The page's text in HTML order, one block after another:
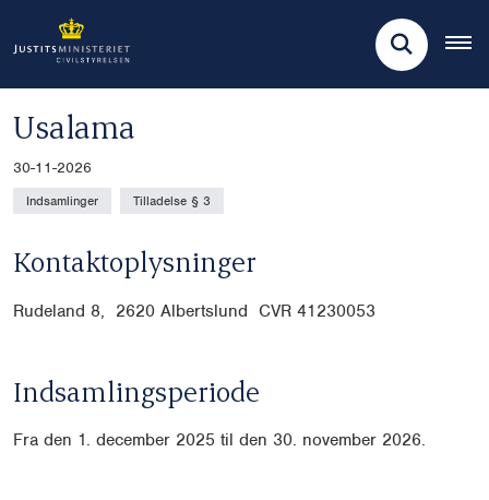
Usalama
30-11-2026
Indsamlinger Tilladelse § 3
Kontaktoplysninger
Rudeland 8, 2620 Albertslund CVR 41230053
Indsamlingsperiode
Fra den 1. december 2025 til den 30. november 2026.